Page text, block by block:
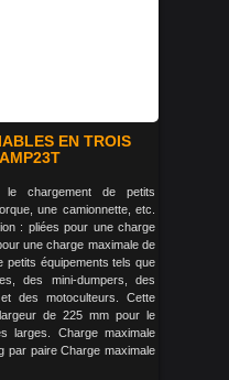
EN TROIS
chargement de petits
une camionnette, etc.
: pliées pour une charge
une charge maximale de
petits équipements tels que
des mini-dumpers, des
des motoculteurs. Cette
de 225 mm pour le
larges. Charge maximale
par paire Charge maximale